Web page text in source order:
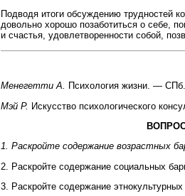
Подводя итоги обсуждению трудностей
довольно хорошо позаботиться о себе,
и счастья, удовлетворенности собой,
Менегетти А. Психология жизни. —
Мэй Р. Искусство психологического
1. Раскройте содержание возрастных
2. Раскройте содержание социальных
3. Раскройте содержание